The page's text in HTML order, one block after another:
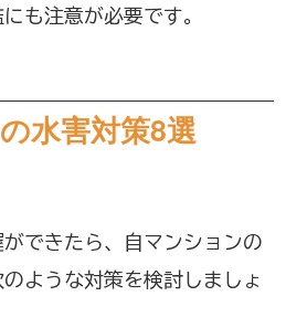
も注意が必要です。
水害対策8選
できたら、自マンションの
ような対策を検討しましょ